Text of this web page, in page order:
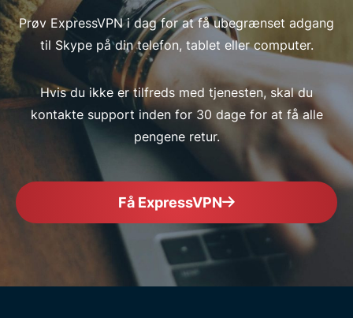
Prøv ExpressVPN i dag for at få ubegrænset adgang
til Skype på din telefon, tablet eller computer.
Hvis du ikke er tilfreds med tjenesten, skal du
kontakte support inden for 30 dage for at få alle
pengene retur.
Få ExpressVPN